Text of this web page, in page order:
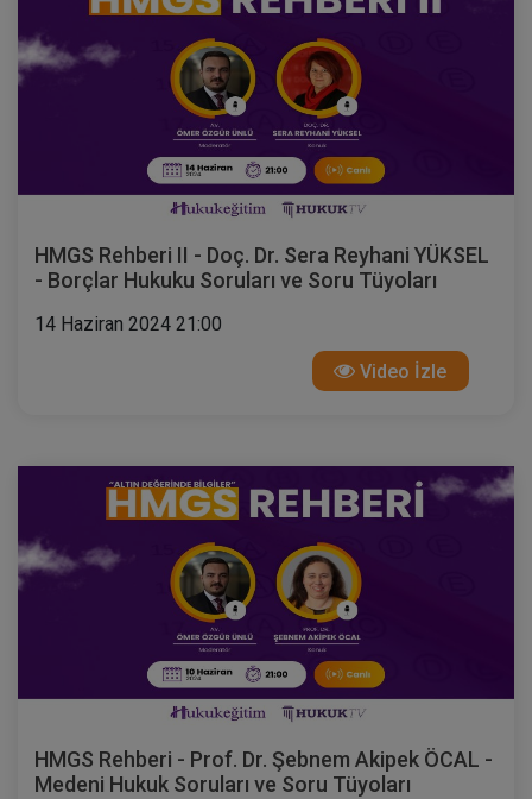
HMGS Rehberi II - Doç. Dr. Sera Reyhani YÜKSEL
- Borçlar Hukuku Soruları ve Soru Tüyoları
14 Haziran 2024 21:00
Video İzle
HMGS Rehberi - Prof. Dr. Şebnem Akipek ÖCAL -
Medeni Hukuk Soruları ve Soru Tüyoları